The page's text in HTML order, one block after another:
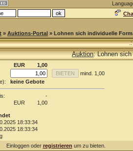
» Auktions-Portal » Lohnen sich individuelle
Auktion: Lohnen
EUR
1,00
mind. 1,00
keine Gebote
-
EUR 1,00
18:33:34
18:33:34
Einloggen oder registrieren um zu bieten.